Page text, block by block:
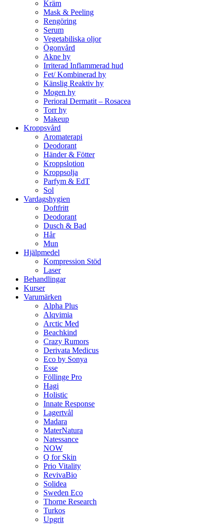
Kräm
Mask & Peeling
Rengöring
Serum
Vegetabiliska oljor
Ögonvård
Akne hy
Irriterad Inflammerad hud
Fet/ Kombinerad hy
Känslig Reaktiv hy
Mogen hy
Perioral Dermatit – Rosacea
Torr hy
Makeup
Kroppsvård
Aromaterapi
Deodorant
Händer & Fötter
Kroppslotion
Kroppsolja
Parfym & EdT
Sol
Vardagshygien
Doftfritt
Deodorant
Dusch & Bad
Hår
Mun
Hjälpmedel
Kompression Stöd
Laser
Behandlingar
Kurser
Varumärken
Alpha Plus
Alqvimia
Arctic Med
Beachkind
Crazy Rumors
Derivata Medicus
Eco by Sonya
Esse
Föllinge Pro
Hagi
Holistic
Innate Response
Lagertvål
Madara
MaterNatura
Natessance
NOW
Q for Skin
Prio Vitality
RevivaBio
Solidea
Sweden Eco
Thorne Research
Turkos
Upgrit